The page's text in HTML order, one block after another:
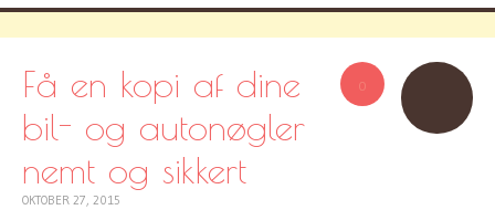
0
Få en kopi af dine
bil- og autonøgler
nemt og sikkert
OKTOBER 27, 2015